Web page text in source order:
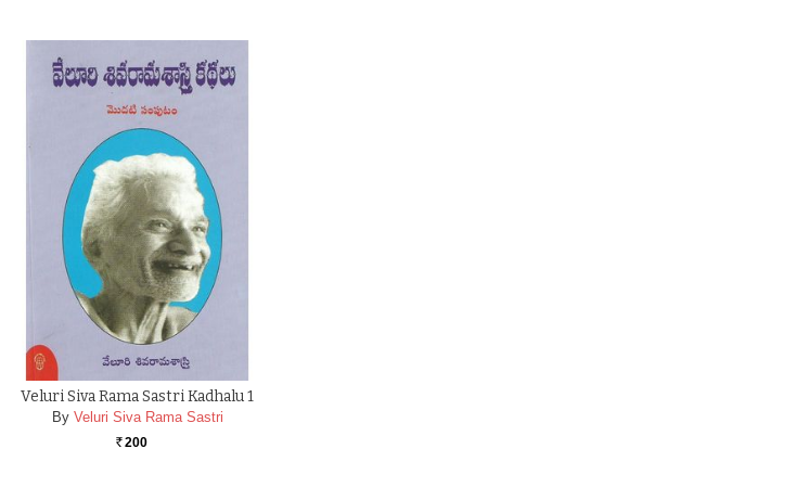
Veluri Siva Rama Sastri Kadhalu 1
By Veluri Siva Rama Sastri
Rs. 200